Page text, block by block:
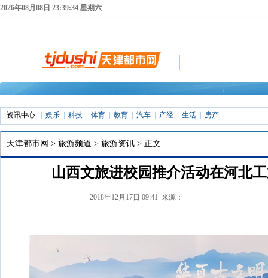
2026年08月08日 23:39:35 星期六
资讯中心 娱乐 科技 体育 教育 汽车 产经 生活 房产
天津都市网 > 旅游频道 > 旅游资讯 > 正文
山西文旅进校园推介活动在河北
2018年12月17日 09:41 来源：